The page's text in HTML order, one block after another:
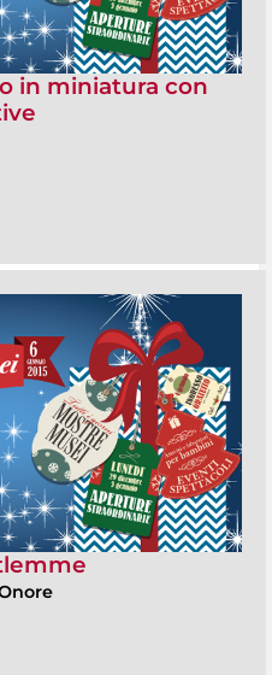
in miniatura con